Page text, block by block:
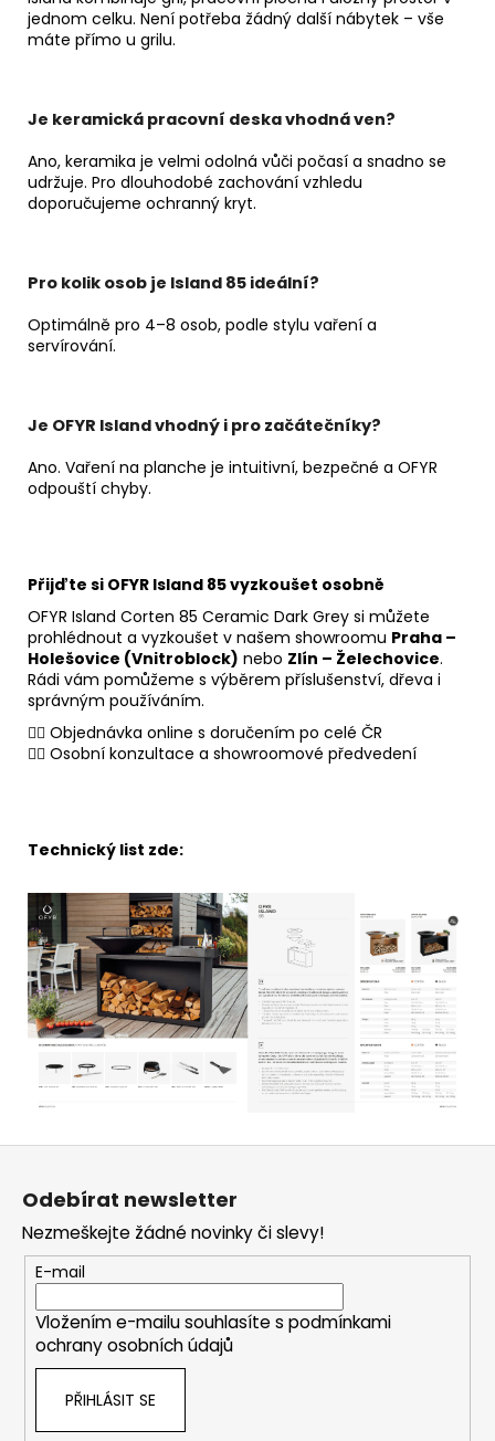
jednom celku. Není potřeba žádný další nábytek – vše
máte přímo u grilu.
Je keramická pracovní deska vhodná ven?
Ano, keramika je velmi odolná vůči počasí a snadno se
udržuje. Pro dlouhodobé zachování vzhledu
doporučujeme ochranný kryt.
Pro kolik osob je Island 85 ideální?
Optimálně pro 4–8 osob, podle stylu vaření a
servírování.
Je OFYR Island vhodný i pro začátečníky?
Ano. Vaření na planche je intuitivní, bezpečné a OFYR
odpouští chyby.
Přijďte si OFYR Island 85 vyzkoušet osobně
OFYR Island Corten 85 Ceramic Dark Grey si můžete
prohlédnout a vyzkoušet v našem showroomu Praha –
Holešovice (Vnitroblock) nebo Zlín – Želechovice.
Rádi vám pomůžeme s výběrem příslušenství, dřeva i
správným používáním.
👉🏻 Objednávka online s doručením po celé ČR
👉🏻 Osobní konzultace a showroomové předvedení
Technický list zde:
Odebírat newsletter
Nezmeškejte žádné novinky či slevy!
E-mail
Vložením e-mailu souhlasíte s podmínkami
ochrany osobních údajů
PŘIHLÁSIT SE